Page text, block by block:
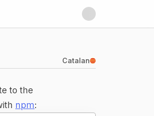
Catalan
to the
npm: